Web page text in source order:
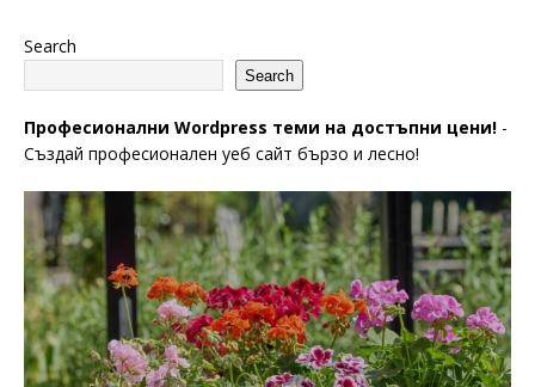
Search
Search
Професионални Wordpress теми на достъпни цени! -
Създай професионален уеб сайт бързо и лесно!